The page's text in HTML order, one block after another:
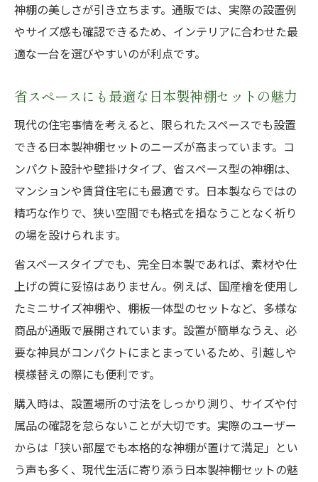
神棚の美しさが引き立ちます。通販では、実際の設置例
やサイズ感も確認できるため、インテリアに合わせた最
適な一台を選びやすいのが利点です。
省スペースにも最適な日本製神棚セットの魅力
現代の住宅事情を考えると、限られたスペースでも設置
できる日本製神棚セットのニーズが高まっています。コ
ンパクト設計や壁掛けタイプ、省スペース型の神棚は、
マンションや賃貸住宅にも最適です。日本製ならではの
精巧な作りで、狭い空間でも格式を損なうことなく祈り
の場を設けられます。
省スペースタイプでも、完全日本製であれば、素材や仕
上げの質に妥協はありません。例えば、国産檜を使用し
たミニサイズ神棚や、棚板一体型のセットなど、多様な
商品が通販で展開されています。設置が簡単なうえ、必
要な神具がコンパクトにまとまっているため、引越しや
模様替えの際にも便利です。
購入時は、設置場所の寸法をしっかり測り、サイズや付
属品の確認を怠らないことが大切です。実際のユーザー
からは「狭い部屋でも本格的な神棚が置けて満足」とい
う声も多く、現代生活に寄り添う日本製神棚セットの魅